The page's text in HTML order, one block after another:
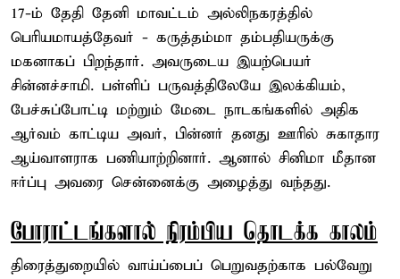
17-ம் தேதி தேனி மாவட்டம் அல்லிநகரத்தில்
பெரியமாயத்தேவர் - கருத்தம்மா தம்பதியருக்கு
மகனாகப் பிறந்தார். அவருடைய இயற்பெயர்
சின்னச்சாமி. பள்ளிப் பருவத்திலேயே இலக்கியம்,
பேச்சுப்போட்டி மற்றும் மேடை நாடகங்களில் அதிக
ஆர்வம் காட்டிய அவர், பின்னர் தனது ஊரில் சுகாதார
ஆய்வாளராக பணியாற்றினார். ஆனால் சினிமா மீதான
ஈர்ப்பு அவரை சென்னைக்கு அழைத்து வந்தது.
போராட்டங்களால் நிரம்பிய தொடக்க காலம்
திரைத்துறையில் வாய்ப்பைப் பெறுவதற்காக பல்வேறு